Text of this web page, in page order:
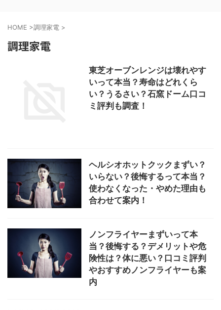
HOME >調理家電 >
調理家電
東芝オーブンレンジは壊れやす
いって本当？寿命はどれくら
い？うるさい？石窯ドーム口コ
ミ評判も調査！
ヘルシオホットクックまずい？
いらない？後悔するって本当？
使わなくなった・やめた理由も
合わせて案内！
ノンフライヤーまずいって本
当？後悔する？デメリットや危
険性は？体に悪い？口コミ評判
やおすすめノンフライヤーも案
内